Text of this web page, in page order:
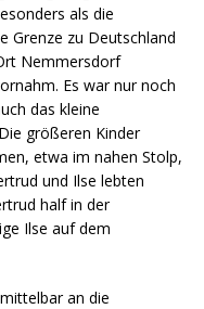
als die
Grenze zu Deutschland
Nemmersdorf
Es war nur noch
das kleine
größeren Kinder
etwa im nahen Stolp,
und Ilse lebten
half in der
Ilse auf dem
an die